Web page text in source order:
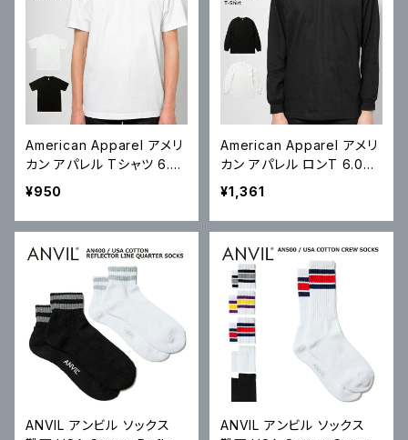
American Apparel アメリ
カン アパレル Tシャツ 6.0
oz Short-Sleeve T-Shirt
ツ S-2XL AA1301 アメアパ
¥950
American Apparel アメリ
カン アパレル ロンT 6.0oz
Long Sleeve T-Shirt 6.0
オンス 長袖 無地Tシャツ S
-2XL AA1304 アメアパ メ
¥1,361
ANVIL アンビル ソックス
ANVIL アンビル ソックス